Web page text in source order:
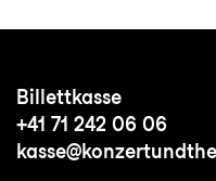
Projekten, die
Kunst des Tanzes
näherzubringen.
Billettkasse
+41 71 242 06 06